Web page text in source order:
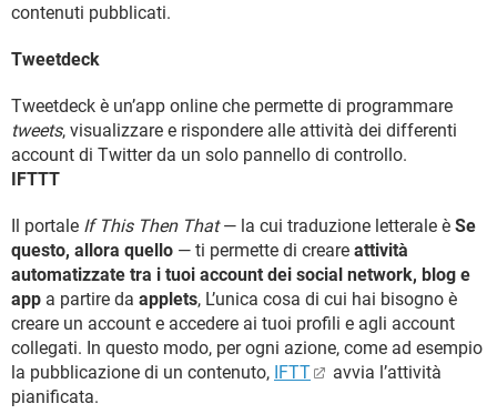
contenuti pubblicati.
Tweetdeck
Tweetdeck è un’app online che permette di programmare
tweets, visualizzare e rispondere alle attività dei differenti
account di Twitter da un solo pannello di controllo.
IFTTT
Il portale If This Then That— la cui traduzione letterale è Se
questo, allora quello — ti permette di creare attività
automatizzate tra i tuoi account dei social network, blog e
app a partire da applets, L’unica cosa di cui hai bisogno è
creare un account e accedere ai tuoi profili e agli account
collegati. In questo modo, per ogni azione, come ad esempio
la pubblicazione di un contenuto, IFTT
avvia l’attività
pianificata.